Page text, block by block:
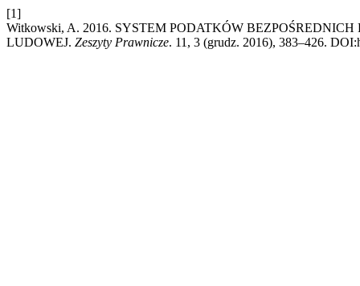
[1]
Witkowski, A. 2016. SYSTEM PODATKÓW
LUDOWEJ. Zeszyty Prawnicze. 11, 3 (grudz. 2016), 383–426.